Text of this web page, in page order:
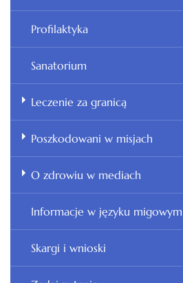
Profilaktyka
Sanatorium
Leczenie za granicą
Poszkodowani w misjach
O zdrowiu w mediach
Informacje w języku migowym
Skargi i wnioski